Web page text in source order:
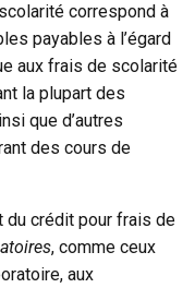
correspond à
payables à l’égard
aux frais de scolarité
la plupart des
que d’autres
des cours de
du crédit pour frais de
, comme ceux
aux